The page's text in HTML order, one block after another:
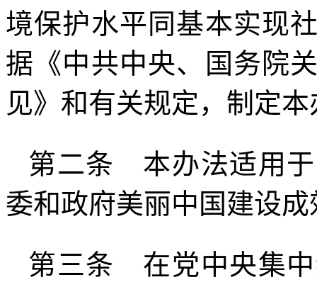
境保护水平同基本实现
据《中共中央、国务院
见》和有关规定，制定
第二条 本办法适用于
委和政府美丽中国建设
第三条 在党中央集中